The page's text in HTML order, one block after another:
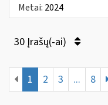
Metai: 2024
30 Įrašų(-ai)
1 2 3 ... 8